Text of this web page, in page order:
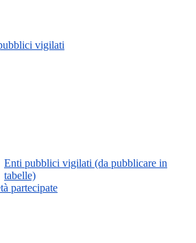
vigilati
Enti pubblici vigilati (da pubblicare in
tabelle)
partecipate